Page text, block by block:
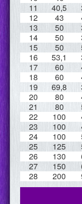
11
40,5
12
43
13
50
14
50
15
50
16
53,1
17
60
18
60
19
69,8
20
80
21
80
22
100
23
100
24
100
25
125
26
130
27
150
28
200